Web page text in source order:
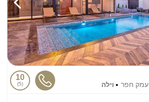
עמק חפר וילה
10
5